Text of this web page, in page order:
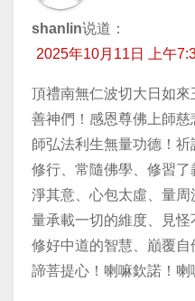
shanlin说道：
2025年10月11日 上午
頂禮南無仁波切大日如
善神們！感恩尊佛上師
師弘法利生無量功德！
修行、常隨佛學、修習
淨其意、心包太虛、量
量承載一切的維度、見怪
修好中道的智慧、巔覆
諦菩提心！喇嘛欽諾！喇